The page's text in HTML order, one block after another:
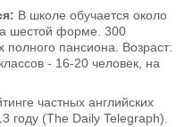
В школе обучается около
шестой форме. 300
полного пансиона. Возраст:
- 16-20 человек, на
частных английских
году (The Daily Telegraph).